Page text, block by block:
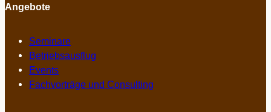
Angebote
Seminare
Betriebsausflug
Events
Fachvorträge und Consulting